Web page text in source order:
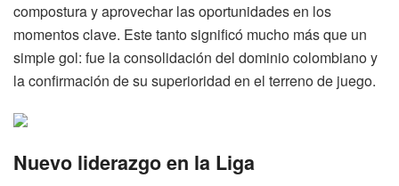
compostura y aprovechar las oportunidades en los
momentos clave. Este tanto significó mucho más que un
simple gol: fue la consolidación del dominio colombiano y
la confirmación de su superioridad en el terreno de juego.
Nuevo liderazgo en la Liga